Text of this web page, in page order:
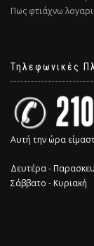
Πως φτιάχνω
Τηλεφωνικές
Αυτή την ώρα
Δευτέρα -
Σάββατο - Κυριακή